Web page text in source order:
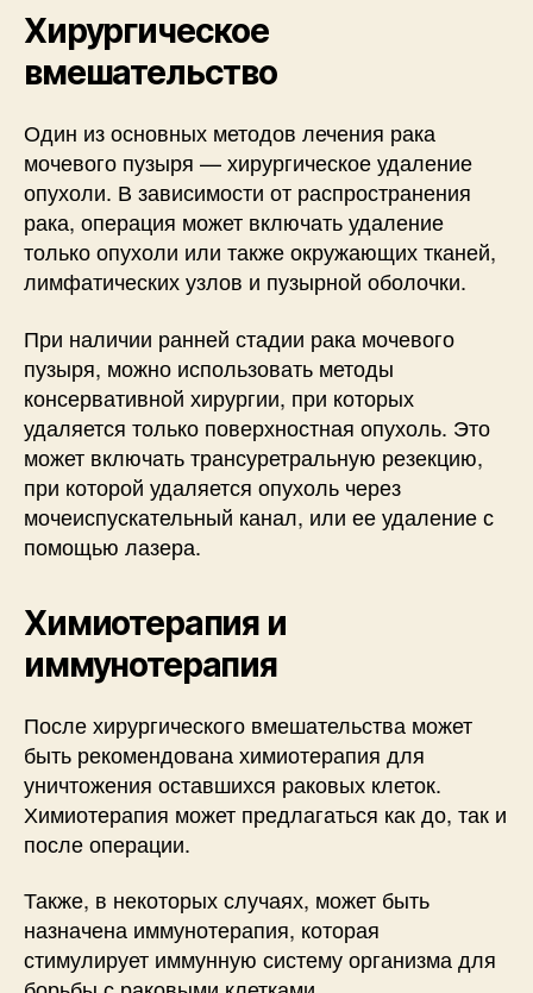
Хирургическое
вмешательство
Один из основных методов лечения рака
мочевого пузыря — хирургическое удаление
опухоли. В зависимости от распространения
рака, операция может включать удаление
только опухоли или также окружающих тканей,
лимфатических узлов и пузырной оболочки.
При наличии ранней стадии рака мочевого
пузыря, можно использовать методы
консервативной хирургии, при которых
удаляется только поверхностная опухоль. Это
может включать трансуретральную резекцию,
при которой удаляется опухоль через
мочеиспускательный канал, или ее удаление с
помощью лазера.
Химиотерапия и
иммунотерапия
После хирургического вмешательства может
быть рекомендована химиотерапия для
уничтожения оставшихся раковых клеток.
Химиотерапия может предлагаться как до, так и
после операции.
Также, в некоторых случаях, может быть
назначена иммунотерапия, которая
стимулирует иммунную систему организма для